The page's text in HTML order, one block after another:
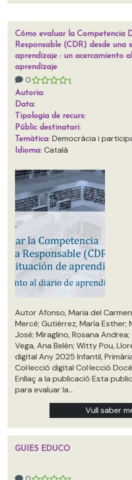
Cómo evaluar la Competencia
Responsable (CDR) desde una
aprendizaje : un acercamiento
aprendizaje
0
Autoria:
Data:
Tipologia de recurs:
Públic destinatari:
Temàtica: Democràcia i
Idioma: Català
Autor Afonso, Maria del
Mercè; Gutiérrez, María Esther;
José; Miraglino, Rosana
Vega, Ana Belén; Witty Pou,
digital Any 2025 Infantil,
Col·lecció digital Col·lecció
Enllaç a la publicació Esta
para evaluar la…
Vull saber
GUIES EDUCO